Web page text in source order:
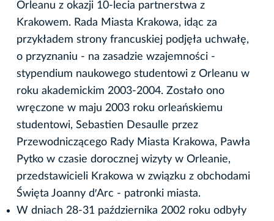
Orleanu z okazji 10-lecia partnerstwa z
Krakowem. Rada Miasta Krakowa, idąc za
przykładem strony francuskiej podjęła uchwałę,
o przyznaniu - na zasadzie wzajemności -
stypendium naukowego studentowi z Orleanu w
roku akademickim 2003-2004. Zostało ono
wręczone w maju 2003 roku orleańskiemu
studentowi, Sebastien Desaulle przez
Przewodniczącego Rady Miasta Krakowa, Pawła
Pytko w czasie dorocznej wizyty w Orleanie,
przedstawicieli Krakowa w związku z obchodami
Święta Joanny d′Arc - patronki miasta.
W dniach 28-31 października 2002 roku odbyły